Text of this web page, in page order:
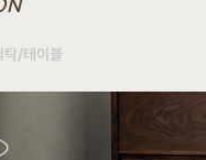
탁/테이블